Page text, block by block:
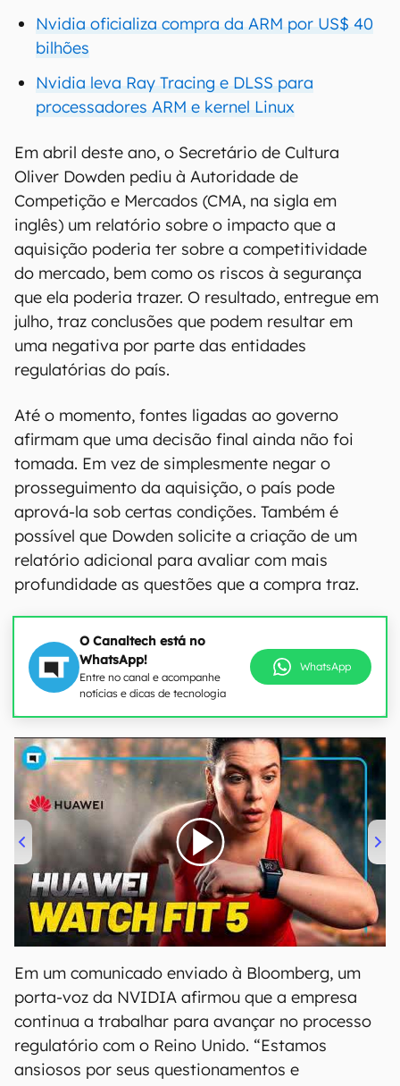
Nvidia oficializa compra da ARM por US$ 40
bilhões
Nvidia leva Ray Tracing e DLSS para
processadores ARM e kernel Linux
Em abril deste ano, o Secretário de Cultura
Oliver Dowden pediu à Autoridade de
Competição e Mercados (CMA, na sigla em
inglês) um relatório sobre o impacto que a
aquisição poderia ter sobre a competitividade
do mercado, bem como os riscos à segurança
que ela poderia trazer. O resultado, entregue em
julho, traz conclusões que podem resultar em
uma negativa por parte das entidades
regulatórias do país.
Até o momento, fontes ligadas ao governo
afirmam que uma decisão final ainda não foi
tomada. Em vez de simplesmente negar o
prosseguimento da aquisição, o país pode
aprová-la sob certas condições. Também é
possível que Dowden solicite a criação de um
relatório adicional para avaliar com mais
profundidade as questões que a compra traz.
O Canaltech está no
WhatsApp!
Entre no canal e acompanhe
notícias e dicas de tecnologia
WhatsApp
00:00/04:51
Em um comunicado enviado à Bloomberg, um
porta-voz da NVIDIA afirmou que a empresa
continua a trabalhar para avançar no processo
regulatório com o Reino Unido. “Estamos
ansiosos por seus questionamentos e